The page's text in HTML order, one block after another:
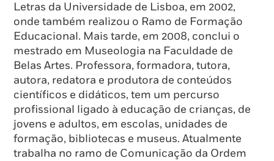
Letras da Universidade de Lisboa, em 2002,
onde também realizou o Ramo de Formação
Educacional. Mais tarde, em 2008, conclui o
mestrado em Museologia na Faculdade de
Belas Artes. Professora, formadora, tutora,
autora, redatora e produtora de conteúdos
científicos e didáticos, tem um percurso
profissional ligado à educação de crianças, de
jovens e adultos, em escolas, unidades de
formação, bibliotecas e museus. Atualmente
trabalha no ramo de Comunicação da Ordem